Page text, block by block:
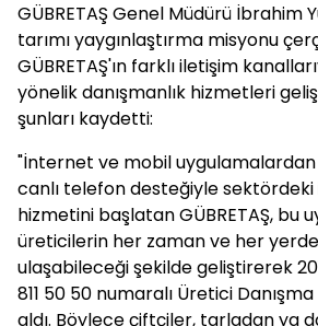
GÜBRETAŞ Genel Müdürü İbrahim
tarımı yaygınlaştırma misyonu
GÜBRETAŞ'ın farklı iletişim
yönelik danışmanlık hizmetleri
şunları kaydetti:
"İnternet ve mobil
canlı telefon desteğiyle sektördeki
hizmetini başlatan GÜBRETAŞ, bu
üreticilerin her zaman ve her
ulaşabileceği şekilde geliştirerek
811 50 50 numaralı Üretici
aldı. Böylece çiftçiler, tarladan ya